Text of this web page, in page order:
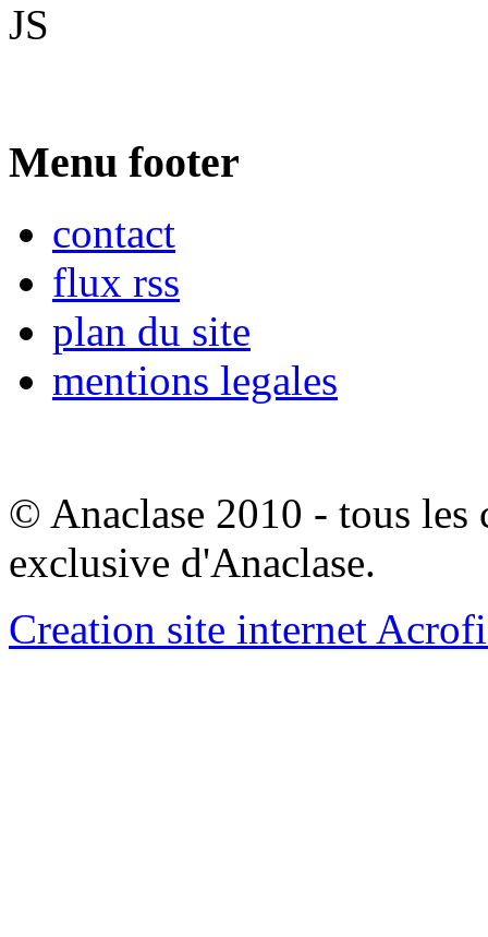
JS
Menu footer
contact
flux rss
plan du site
mentions legales
© Anaclase 2010 - tous les
exclusive d'Anaclase.
Creation site internet